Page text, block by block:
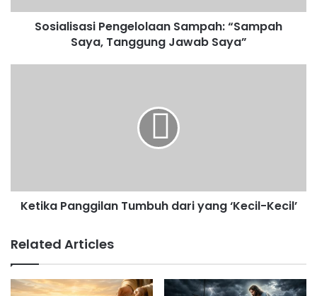
c
e
b
ai
l
at
s
A
er
e
st
k
a
o
ar
e
Sosialisasi Pengelolaan Sampah: “Sampah
Saya, Tanggung Jawab Saya”
Ketika Panggilan Tumbuh dari yang ‘Kecil-Kecil’
Related Articles